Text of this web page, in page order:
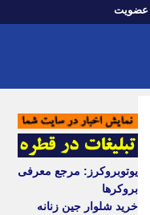
عضویت
یوتوبروکرز: مرجع معرفی
بروکرها
خرید شلوار جین زنانه